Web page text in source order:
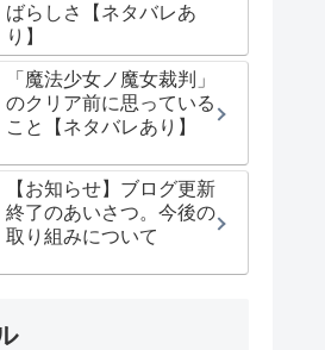
ばらしさ【ネタバレあ
り】
「魔法少女ノ魔女裁判」
のクリア前に思っている
こと【ネタバレあり】
【お知らせ】ブログ更新
終了のあいさつ。今後の
取り組みについて